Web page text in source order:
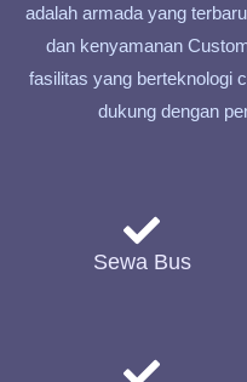
adalah armada yang
dan kenyamanan
fasilitas yang berteknologi
dukung dengan
Sewa Bus